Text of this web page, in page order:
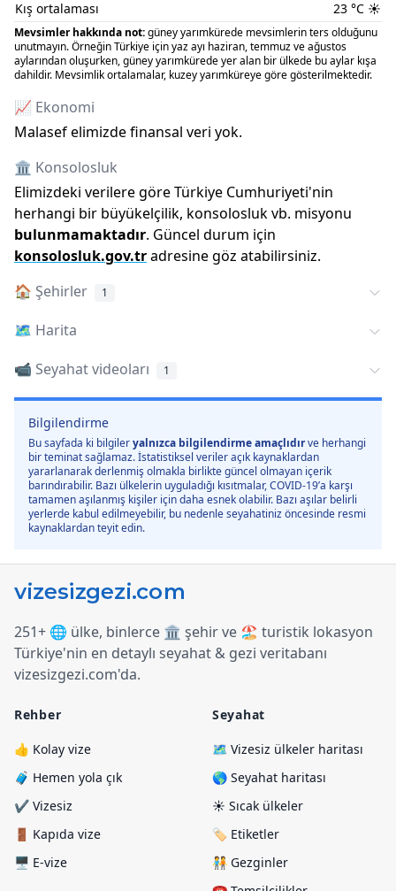
Kış ortalaması
23 °C ☀️
Mevsimler hakkında not:güney yarımkürede mevsimlerin ters olduğunu
unutmayın. Örneğin Türkiye için yaz ayı haziran, temmuz ve ağustos
aylarından oluşurken, güney yarımkürede yer alan bir ülkede bu aylar kışa
dahildir. Mevsimlik ortalamalar, kuzey yarımküreye göre gösterilmektedir.
📈 Ekonomi
Malasef elimizde finansal veri yok.
🏛️ Konsolosluk
Elimizdeki verilere göre Türkiye Cumhuriyeti'nin
herhangi bir büyükelçilik, konsolosluk vb. misyonu
bulunmamaktadır. Güncel durum için
konsolosluk.gov.tradresine göz atabilirsiniz.
🏠 Şehirler 1
🗺️ Harita
📹 Seyahat videoları
1
Bilgilendirme
Bu sayfada ki bilgileryalnızca bilgilendirme amaçlıdırve herhangi
bir teminat sağlamaz. İstatistiksel veriler açık kaynaklardan
yararlanarak derlenmiş olmakla birlikte güncel olmayan içerik
barındırabilir. Bazı ülkelerin uyguladığı kısıtmalar, COVID-19’a karşı
tamamen aşılanmış kişiler için daha esnek olabilir. Bazı aşılar belirli
yerlerde kabul edilmeyebilir, bu nedenle seyahatiniz öncesinde resmi
kaynaklardan teyit edin.
251+ 🌐 ülke, binlerce 🏛️ şehir ve 🏖️ turistik lokasyon
Türkiye'nin en detaylı seyahat & gezi veritabanı
vizesizgezi.com'da.
Rehber
👍 Kolay vize
🧳 Hemen yola çık
✔️ Vizesiz
🚪 Kapıda vize
🖥️ E-vize
Seyahat
🗺️ Vizesiz ülkeler haritası
🌎 Seyahat haritası
☀️ Sıcak ülkeler
🏷️ Etiketler
🧑‍🤝‍🧑 Gezginler